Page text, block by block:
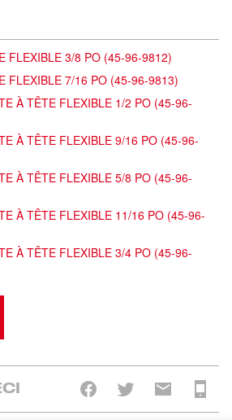
FLEXIBLE 3/8 PO (45-96-9812)
FLEXIBLE 7/16 PO (45-96-9813)
À TÊTE FLEXIBLE 1/2 PO (45-96-
À TÊTE FLEXIBLE 9/16 PO (45-96-
À TÊTE FLEXIBLE 5/8 PO (45-96-
À TÊTE FLEXIBLE 11/16 PO (45-96-
À TÊTE FLEXIBLE 3/4 PO (45-96-